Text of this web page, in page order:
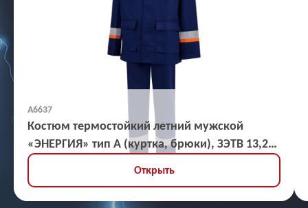
А6637
Костюм термостойкий летний мужской
«ЭНЕРГИЯ» тип А (куртка, брюки), ЗЭТВ 13,2
кал/кв.см
Открыть